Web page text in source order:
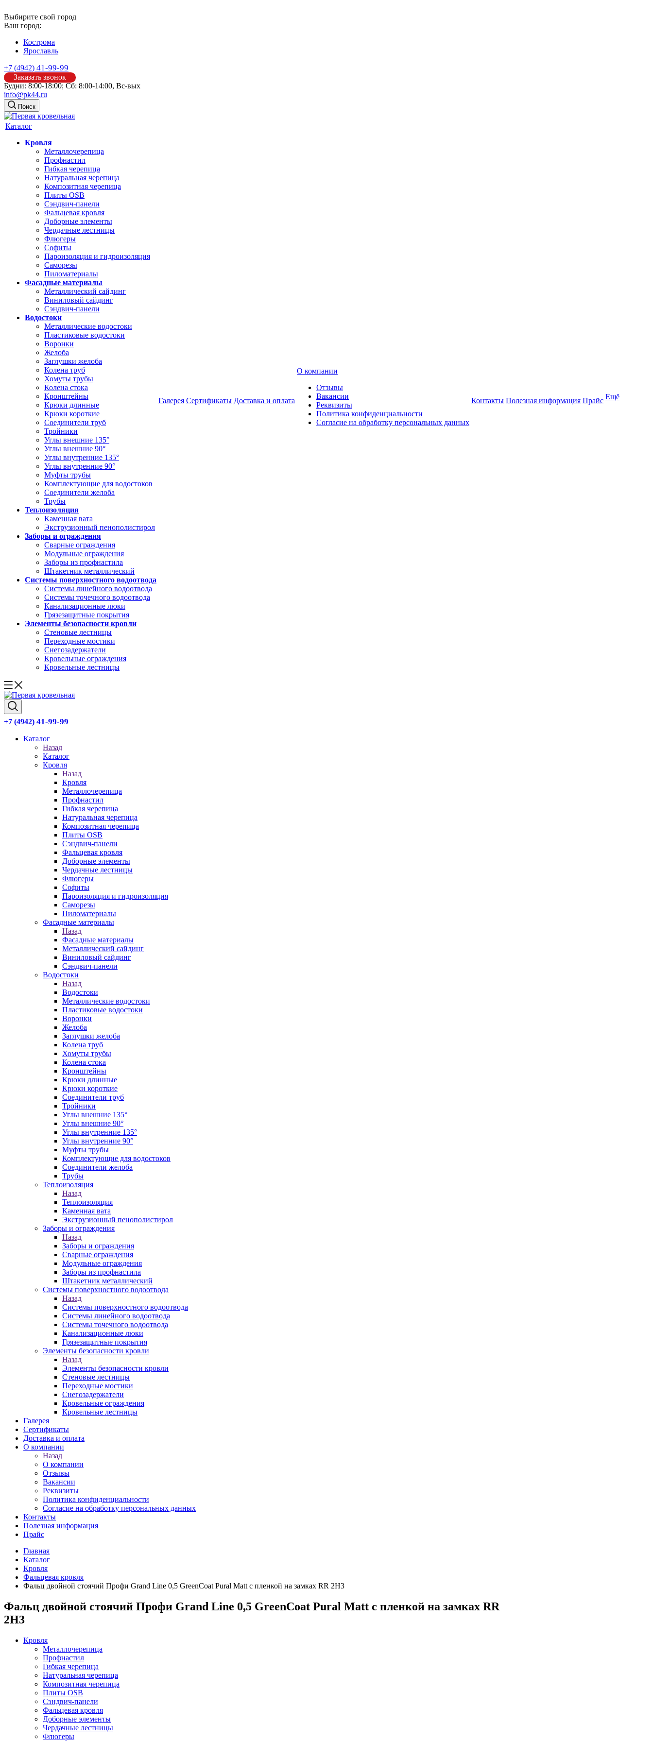
Выбирите свой город
Ваш город:
Кострома
Ярославль
+7 (4942) 41-99-99
Заказать звонок
Будни: 8:00-18:00; Сб: 8:00-14:00, Вс-вых
info@pk44.ru
Поиск
Каталог
Кровля
Металлочерепица
Профнастил
Гибкая черепица
Натуральная черепица
Композитная черепица
Плиты OSB
Сэндвич-панели
Фальцевая кровля
Доборные элементы
Чердачные лестницы
Флюгеры
Софиты
Пароизоляция и гидроизоляция
Саморезы
Пиломатериалы
Фасадные материалы
Металлический сайдинг
Виниловый сайдинг
Сэндвич-панели
Водостоки
Металлические водостоки
Пластиковые водостоки
Воронки
Желоба
Заглушки желоба
Колена труб
Хомуты трубы
Колена стока
Кронштейны
Крюки длинные
Крюки короткие
Соединители труб
Тройники
Углы внешние 135°
Углы внешние 90°
Углы внутренние 135°
Углы внутренние 90°
Муфты трубы
Комплектующие для водостоков
Соединители желоба
Трубы
Теплоизоляция
Каменная вата
Экструзионный пенополистирол
Заборы и ограждения
Сварные ограждения
Модульные ограждения
Заборы из профнастила
Штакетник металлический
Системы поверхностного водоотвода
Системы линейного водоотвода
Системы точечного водоотвода
Канализационные люки
Грязезащитные покрытия
Элементы безопасности кровли
Стеновые лестницы
Переходные мостики
Снегозадержатели
Кровельные ограждения
Кровельные лестницы
Галерея Сертификаты Доставка и оплата
О компании
Отзывы
Вакансии
Реквизиты
Политика конфиденциальности
Согласие на обработку персональных данных
Контакты Полезная информация Прайс Ещё
+7 (4942) 41-99-99
Каталог
Назад
Каталог
Кровля
Назад
Кровля
Металлочерепица
Профнастил
Гибкая черепица
Натуральная черепица
Композитная черепица
Плиты OSB
Сэндвич-панели
Фальцевая кровля
Доборные элементы
Чердачные лестницы
Флюгеры
Софиты
Пароизоляция и гидроизоляция
Саморезы
Пиломатериалы
Фасадные материалы
Назад
Фасадные материалы
Металлический сайдинг
Виниловый сайдинг
Сэндвич-панели
Водостоки
Назад
Водостоки
Металлические водостоки
Пластиковые водостоки
Воронки
Желоба
Заглушки желоба
Колена труб
Хомуты трубы
Колена стока
Кронштейны
Крюки длинные
Крюки короткие
Соединители труб
Тройники
Углы внешние 135°
Углы внешние 90°
Углы внутренние 135°
Углы внутренние 90°
Муфты трубы
Комплектующие для водостоков
Соединители желоба
Трубы
Теплоизоляция
Назад
Теплоизоляция
Каменная вата
Экструзионный пенополистирол
Заборы и ограждения
Назад
Заборы и ограждения
Сварные ограждения
Модульные ограждения
Заборы из профнастила
Штакетник металлический
Системы поверхностного водоотвода
Назад
Системы поверхностного водоотвода
Системы линейного водоотвода
Системы точечного водоотвода
Канализационные люки
Грязезащитные покрытия
Элементы безопасности кровли
Назад
Элементы безопасности кровли
Стеновые лестницы
Переходные мостики
Снегозадержатели
Кровельные ограждения
Кровельные лестницы
Галерея
Сертификаты
Доставка и оплата
О компании
Назад
О компании
Отзывы
Вакансии
Реквизиты
Политика конфиденциальности
Согласие на обработку персональных данных
Контакты
Полезная информация
Прайс
Главная
Каталог
Кровля
Фальцевая кровля
Фальц двойной стоячий Профи Grand Line 0,5 GreenCoat Pural Matt с пленкой на замках RR 2Н3
Фальц двойной стоячий Профи Grand Line 0,5 GreenCoat Pural Matt с пленкой на замках RR
2Н3
Кровля
Металлочерепица
Профнастил
Гибкая черепица
Натуральная черепица
Композитная черепица
Плиты OSB
Сэндвич-панели
Фальцевая кровля
Доборные элементы
Чердачные лестницы
Флюгеры